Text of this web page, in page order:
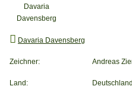
Davaria Davensberg
Zeichner: Andreas
Land: Deutschland